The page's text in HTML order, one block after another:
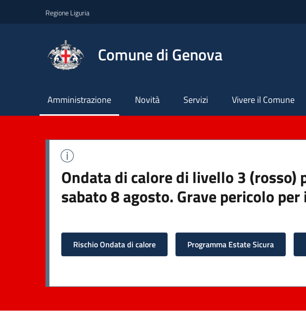
Regione Liguria
Comune di Genova
Principale
Amministrazione Novità Servizi Vivere il Comune
Ondata di calore di livello 3 (rosso)
sabato 8 agosto. Grave pericolo
Rischio Ondata di calore Programma Estate Sicura